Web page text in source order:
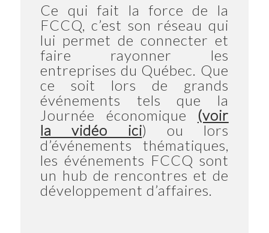
Ce qui fait la force de la
FCCQ, c’est son réseau qui
lui permet de connecter et
faire rayonner les
entreprises du Québec. Que
ce soit lors de grands
événements tels que la
Journée économique (voir
la vidéo ici) ou lors
d’événements thématiques,
les événements FCCQ sont
un hub de rencontres et de
développement d’affaires.